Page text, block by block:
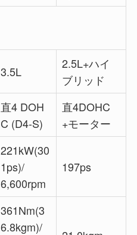
3.5L
2.5L+ハイ
ブリッド
直4 DOH
C (D4-S)
直4DOHC
+モーター
221kW(30
1ps)/
6,600rpm
197ps
361Nm(3
6.8kgm)/